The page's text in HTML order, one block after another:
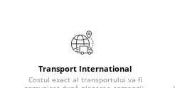
Carti pentru Adolescenti, Young
Crime, Thriller, Mistery
Transport International
Costul exact al transportului va fi